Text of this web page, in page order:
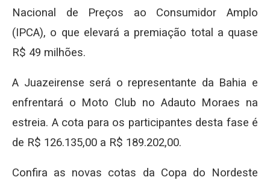
Nacional de Preços ao Consumidor Amplo
(IPCA), o que elevará a premiação total a quase
R$ 49 milhões.
A Juazeirense será o representante da Bahia e
enfrentará o Moto Club no Adauto Moraes na
estreia. A cota para os participantes desta fase é
de R$ 126.135,00 a R$ 189.202,00.
Confira as novas cotas da Copa do Nordeste